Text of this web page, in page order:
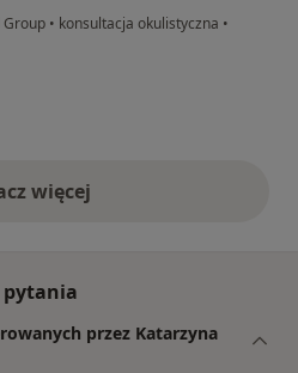
Group • konsultacja okulistyczna •
więcej
opinie powyżej
pytania
przez Katarzyna